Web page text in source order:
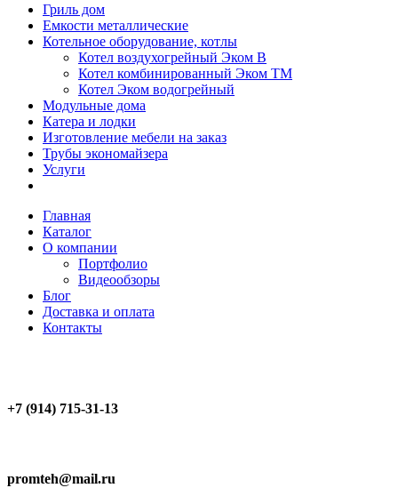
Гриль дом
Емкости металлические
Котельное оборудование, котлы
Котел воздухогрейный Эком В
Котел комбинированный Эком ТМ
Котел Эком водогрейный
Модульные дома
Катера и лодки
Изготовление мебели на заказ
Трубы экономайзера
Услуги
Главная
Каталог
О компании
Портфолио
Видеообзоры
Блог
Доставка и оплата
Контакты
+7 (914) 715-31-13
promteh@mail.ru